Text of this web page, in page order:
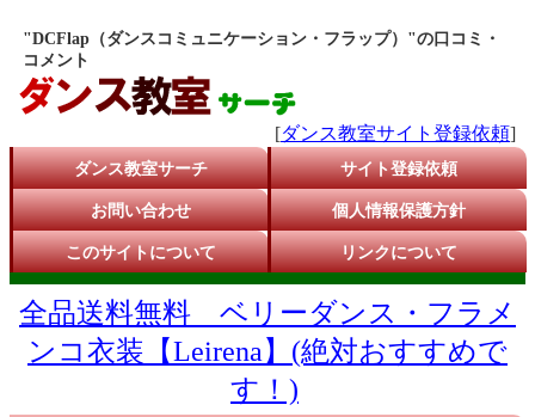
"DCFlap（ダンスコミュニケーション・フラップ）"の口コミ・
コメント
[ダンス教室サイト登録依頼]
ダンス教室サーチ サイト登録依頼
お問い合わせ 個人情報保護方針
このサイトについて リンクについて
全品送料無料 ベリーダンス・フラメ
ンコ衣装【Leirena】(絶対おすすめで
す！)